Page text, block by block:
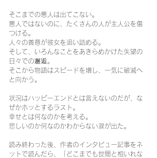
そこまでの悪人は出てこない。
悪人ではないのに、たくさんの人が主人公を傷
つける。
人々の善意が彼女を追い詰める。
そして、いろんなことをあきらめかけた失望の
日々での邂逅。
そこから物語はスピードを増し、一気に破滅へ
と向かう。
状況はハッピーエンドとは言えないのだが、な
ぜかホッとするラスト。
幸せとは何なのかを考える。
悲しいのか何なのかわからない涙が出た。
読み終わった後、作者のインタビュー記事をネ
ットで読んだら、「どこまでも世間と相いれな